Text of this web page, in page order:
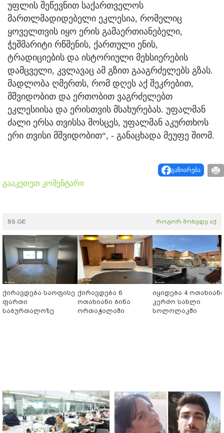
უფლის შეწევნით საქართველოს
მართლმადიდებელი ეკლესია, რომელიც
ყოველთვის იყო ერის გამაერთიანებელი,
ჭეშმარიტი რწმენის, ქართული ენის,
ტრადიციების და ისტორიული მეხსიერების
დამცველი, კვლავაც ამ გზით გააგრძელებს გზას.
მადლობა ღმერთს, რომ დღეს აქ შეკრებით,
მშვიდობით და ერთობით ვაგრძელებთ
ეკლესიისა და ერისთვის მსახურებას. უფალმან
ძალი ერსა თვისსა მოსცეს, უფალმან აკურთხოს
ერი თვისი მშვიდობით“, - განაცხადა მეუფე შიომ.
გაზიარება
გააკეთეთ კომენტარი
SS.GE როგორ მოხვდე აქ
ქირავდება საოფისე
ფართი
საბურთალოზე
ქირავდება 6
ოთახიანი ბინა
ორთაჭალაში
იყიდება 4 ოთახიანი
კერძო სახლი
სოლოლაკში